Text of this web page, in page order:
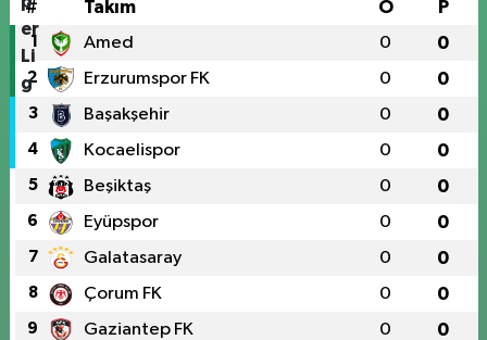
# Takım O P
1 Amed 0 0
2 Erzurumspor FK 0 0
3 Başakşehir 0 0
4 Kocaelispor 0 0
5 Beşiktaş 0 0
6 Eyüpspor 0 0
7 Galatasaray 0 0
8 Çorum FK 0 0
9 Gaziantep FK 0 0